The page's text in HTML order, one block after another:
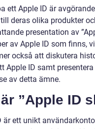
ett Apple ID är
deras olika produkter
presentation av
av Apple ID som finns,
också att diskutera
Apple ID samt
av detta ämne.
”Apple ID
är ett unikt